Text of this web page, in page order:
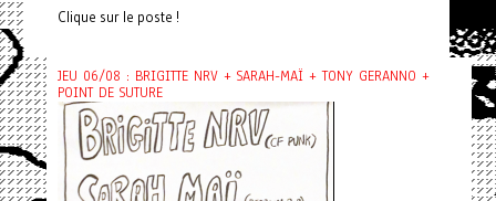
Clique sur le poste !
JEU 06/08 : BRIGITTE NRV + SARAH-MAÏ + TONY GERANNO +
POINT DE SUTURE